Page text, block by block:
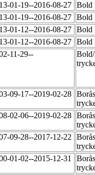
01-19--2016-08-27 Bold
01-19--2016-08-27 Bold
01-12--2016-08-27 Bold
01-12--2016-08-27 Bold
11-29--
09-17--2019-02-28
02-06--2019-02-28
09-28--2017-12-22
01-02--2015-12-31